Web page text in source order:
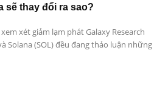
sẽ thay đổi ra sao?
xét giảm lạm phát Galaxy Research
Solana (SOL) đều đang thảo luận những